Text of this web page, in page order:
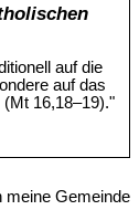
auf die
auf das
(Mt 16,18–19)."
meine Gemeinde